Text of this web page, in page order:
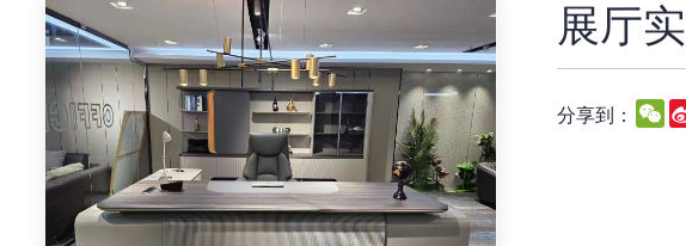
展厅
分享到：